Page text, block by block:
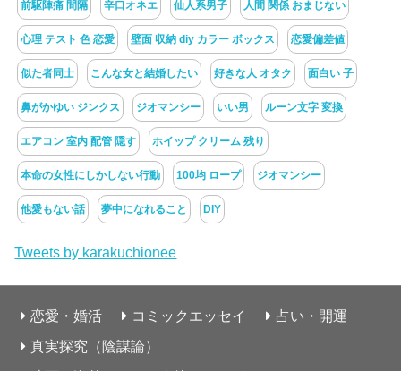
前駆陣痛 間隔 辛口オネエ 仙人系男子 人間 関係 おまじない
心理 テスト 色 恋愛 壁面 収納 diy カラー ボックス 恋愛偏差値
似た者同士 こんな女と結婚したい 好きな人 オタク 面白い 子
鼻がかゆい ジンクス ジオマンシー いい男 ルーン文字 変換
エアコン 室内 配管 隠す ホイップ クリーム 残り
本命の女性にしかしない行動 100均 ロープ ジオマンシー
他愛もない話 夢中になれること DIY
Tweets by karakuchionee
恋愛・婚活 コミックエッセイ
占い・開運
真実探究（陰謀論）